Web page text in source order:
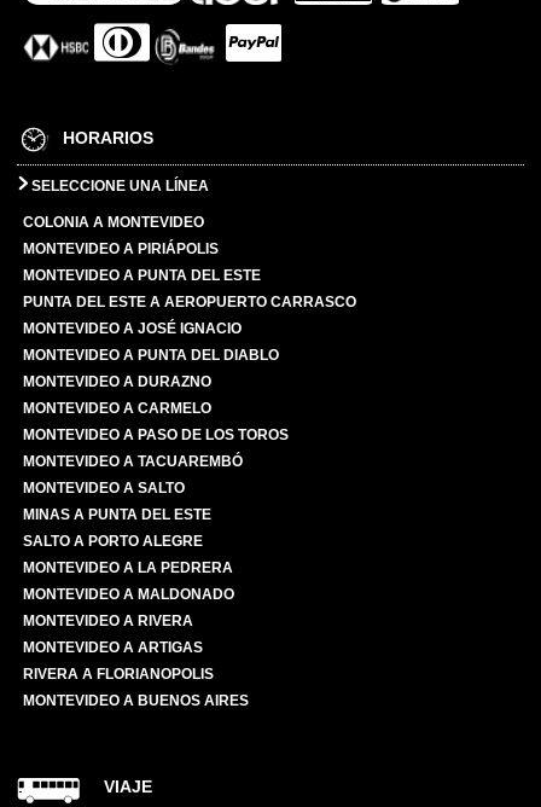
HORARIOS
SELECCIONE UNA LÍNEA
COLONIA A MONTEVIDEO
MONTEVIDEO A PIRIÁPOLIS
MONTEVIDEO A PUNTA DEL ESTE
PUNTA DEL ESTE A AEROPUERTO CARRASCO
MONTEVIDEO A JOSÉ IGNACIO
MONTEVIDEO A PUNTA DEL DIABLO
MONTEVIDEO A DURAZNO
MONTEVIDEO A CARMELO
MONTEVIDEO A PASO DE LOS TOROS
MONTEVIDEO A TACUAREMBÓ
MONTEVIDEO A SALTO
MINAS A PUNTA DEL ESTE
SALTO A PORTO ALEGRE
MONTEVIDEO A LA PEDRERA
MONTEVIDEO A MALDONADO
MONTEVIDEO A RIVERA
MONTEVIDEO A ARTIGAS
RIVERA A FLORIANOPOLIS
MONTEVIDEO A BUENOS AIRES
VIAJE